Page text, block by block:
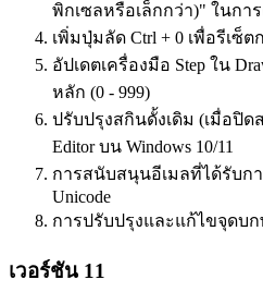
พิกเซลหรือเล็กกว่า)" ในกา
เพิ่มปุ่มลัด Ctrl + 0 เพื่อรีเซ็
อัปเดตเครื่องมือ Step ใน
หลัก (0 - 999)
ปรับปรุงสกินดั้งเดิม (เมื่อปิด
Editor บน Windows 10/11
การสนับสนุนอีเมลที่ได้รับก
Unicode
การปรับปรุงและแก้ไขจุดบ
เวอร์ชัน 11